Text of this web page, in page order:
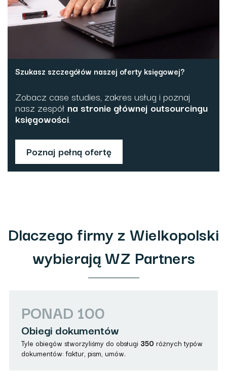
Szukasz szczegółów naszej oferty księgowej?
Zobacz case studies, zakres usług i poznaj
nasz zespół na stronie głównej outsourcingu
księgowości.
Poznaj pełną ofertę
Dlaczego firmy z Wielkopolski
wybierają WZ Partners
PONAD 100
Obiegi dokumentów
Tyle obiegów stworzyliśmy do obsługi 350 różnych typów
dokumentów: faktur, pism, umów.